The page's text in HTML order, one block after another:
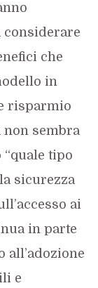
considerare
che
in
risparmio
non sembra
tipo
sicurezza
ai
in parte
all’adozione
e